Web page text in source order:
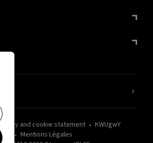
and cookie statement
KWUgwY
Mentions Légales